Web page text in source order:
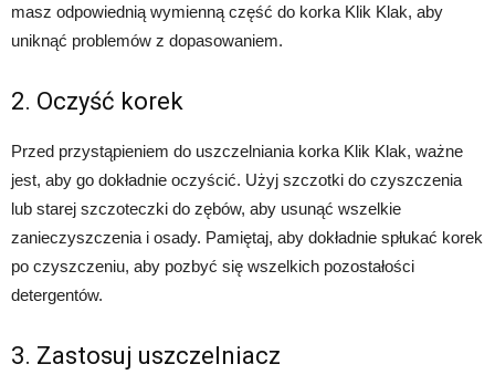
masz odpowiednią wymienną część do korka Klik Klak, aby
uniknąć problemów z dopasowaniem.
2. Oczyść korek
Przed przystąpieniem do uszczelniania korka Klik Klak, ważne
jest, aby go dokładnie oczyścić. Użyj szczotki do czyszczenia
lub starej szczoteczki do zębów, aby usunąć wszelkie
zanieczyszczenia i osady. Pamiętaj, aby dokładnie spłukać korek
po czyszczeniu, aby pozbyć się wszelkich pozostałości
detergentów.
3. Zastosuj uszczelniacz